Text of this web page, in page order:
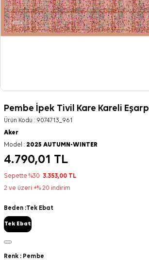
Pembe İpek Tivil Kare Kareli Eşarp
Ürün Kodu : 9074713_961
Aker
Model : 2025 AUTUMN-WINTER
4.790,01 TL
Sepette %30 3.353,00 TL
2 ve üzeri +% 20 indirim
Beden :Tek Ebat
Tek Ebat
Renk : Pembe